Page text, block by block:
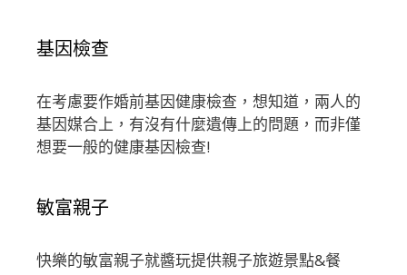
基因檢查
在考慮要作婚前基因健康檢查，想知道，兩人的
基因媒合上，有沒有什麼遺傳上的問題，而非僅
想要一般的健康基因檢查!
敏富親子
快樂的敏富親子就醬玩提供親子旅遊景點&餐